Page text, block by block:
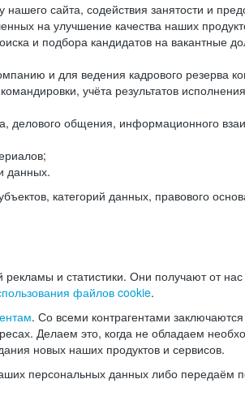
сайта, содействия занятости и
на улучшение качества наших
и подбора кандидатов на вакантные
и для ведения кадрового резерва
учёта результатов
делового общения, информационного
данных.
категорий данных, правового
и статистики. Они получают от
файлов cookie.
. Со всеми контрагентами
Делаем это, когда не обладаем
новых наших продуктов и сервисов.
персональных данных либо передаём